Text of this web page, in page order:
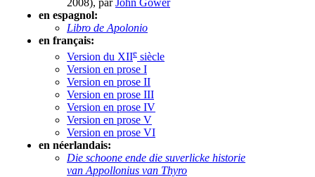
2008), parJohn Gower
en espagnol:
Libro de Apolonio
en français:
Version du XIIe siècle
Version en prose I
Version en prose II
Version en prose III
Version en prose IV
Version en prose V
Version en prose VI
en néerlandais:
Die schoone ende die suverlicke historie
van Appollonius van Thyro